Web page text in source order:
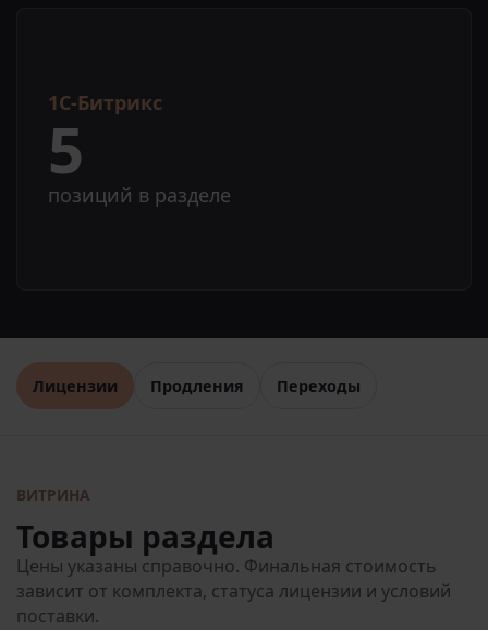
1С-Битрикс
5
позиций в разделе
Лицензии Продления Переходы
ВИТРИНА
Товары раздела
Цены указаны справочно. Финальная стоимость
зависит от комплекта, статуса лицензии и условий
поставки.